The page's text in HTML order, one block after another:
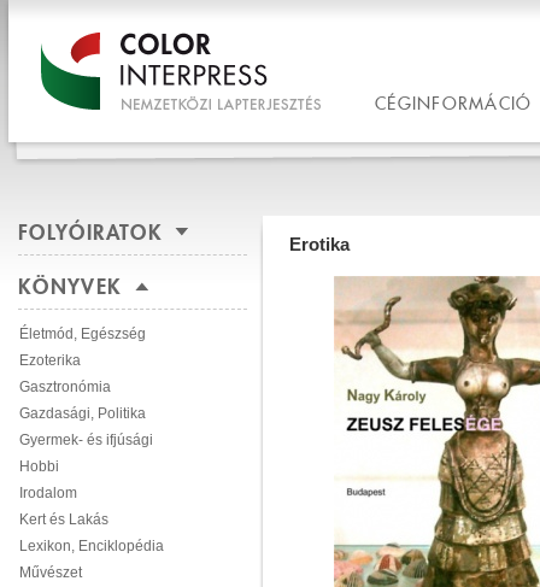
CÉGINFORMÁCIÓ
FOLYÓIRATOK
KÖNYVEK
Életmód, Egészség
Ezoterika
Gasztronómia
Gazdasági, Politika
Gyermek- és ifjúsági
Hobbi
Irodalom
Kert és Lakás
Lexikon, Enciklopédia
Művészet
Erotika